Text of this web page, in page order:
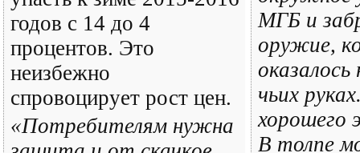
годов с 14 до 4
процентов. Это
неизбежно
спровоцирует рост цен.
«Потребителям нужна
МГБ и
оружие,
оказалось
чьих
хорошего
В толпе